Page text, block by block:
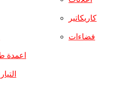
كاريكاتير
فضاءات
اعمدة